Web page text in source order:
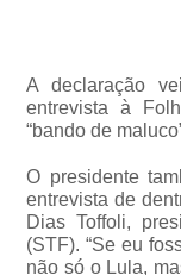
A declaração
entrevista à
“bando de
O presidente
entrevista de
Dias Toffoli,
(STF). “Se eu
não só o Lula,